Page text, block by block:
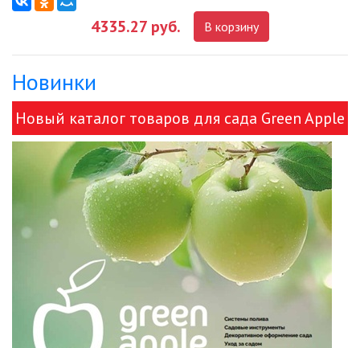
ДЕКОРАТИВНАЯ ПОДСВЕТКА
ДЕКОРАТИВНЫЕ СВЕТИЛЬНИКИ
ИЗОЛЯЦИОННАЯ ЛЕНТА
ИНФРАКРАСНЫЕ ЛАМПЫ
ИСТОЧНИКИ СВЕТА
КАБЕЛЕНЕСУЩИЕ СИСТЕМЫ
КАБЕЛЬ
КЛЕЙКИЕ ЛЕНТЫ
4335.27 руб. В корзину
Новинки
Новый каталог товаров для сада Green Apple
и ЭРА!